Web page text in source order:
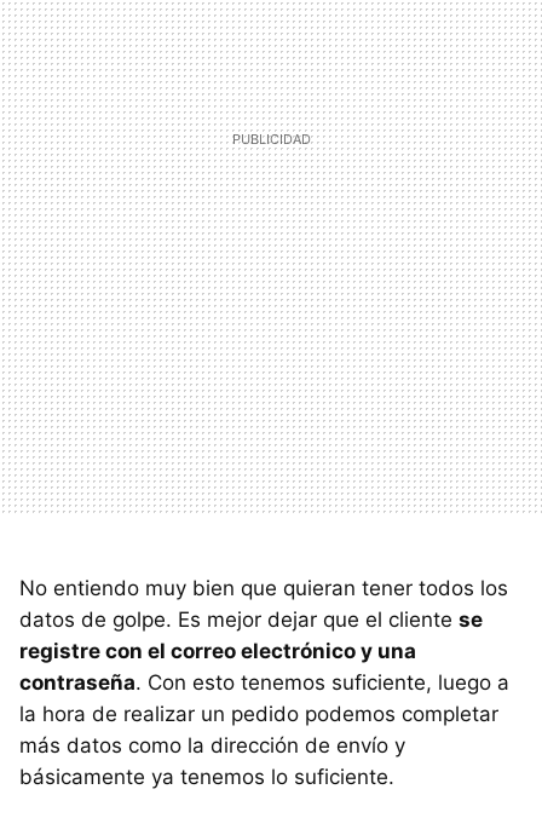
No entiendo muy bien que quieran tener todos los
datos de golpe. Es mejor dejar que el cliente se
registre con el correo electrónico y una
contraseña. Con esto tenemos suficiente, luego a
la hora de realizar un pedido podemos completar
más datos como la dirección de envío y
básicamente ya tenemos lo suficiente.